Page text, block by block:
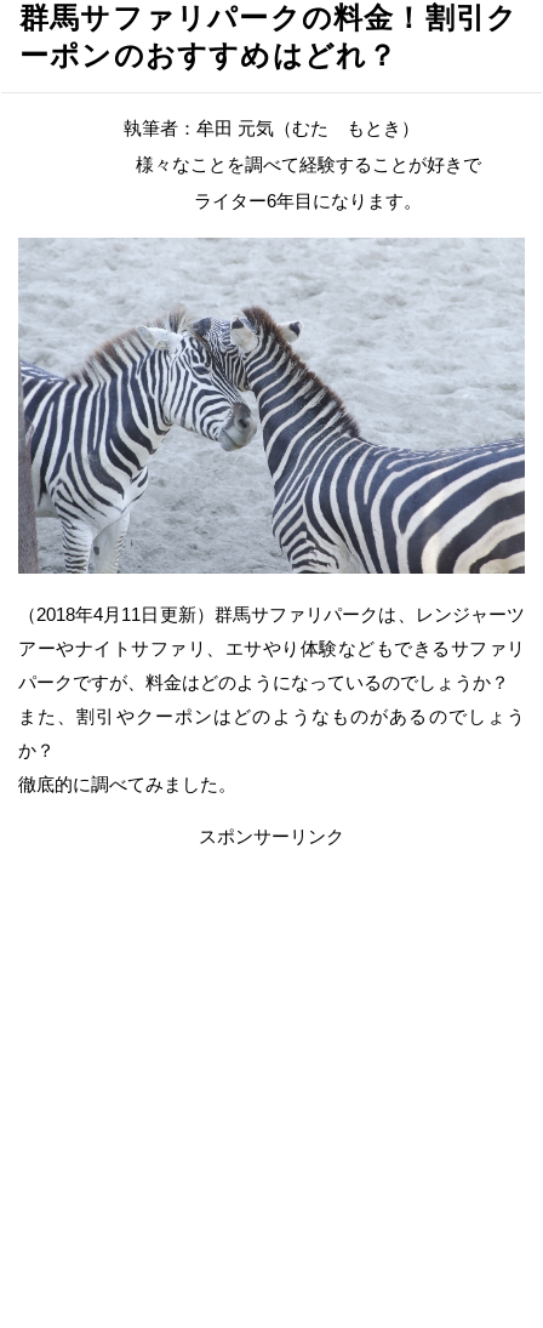
群馬サファリパークの料金！割引ク
ーポンのおすすめはどれ？
執筆者：牟田 元気（むた もとき）
様々なことを調べて経験することが好きで
ライター6年目になります。
（2018年4月11日更新）群馬サファリパークは、レンジャーツ
アーやナイトサファリ、エサやり体験などもできるサファリ
パークですが、料金はどのようになっているのでしょうか？
また、割引やクーポンはどのようなものがあるのでしょう
か？
徹底的に調べてみました。
スポンサーリンク